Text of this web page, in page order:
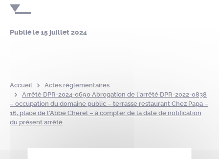
Publié le15 juillet 2024
Accueil
Actes réglementaires
Arrêté DPR-2024-0690 Abrogation de l’arrêté DPR-2022-0838
– occupation du domaine public – terrasse restaurant Chez Papa –
16, place de l’Abbé Cherel – à compter de la date de notification
du présent arrêté